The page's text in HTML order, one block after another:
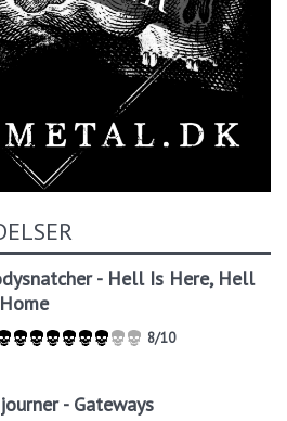
- Hell Is Here, Hell
8/10
- Gateways